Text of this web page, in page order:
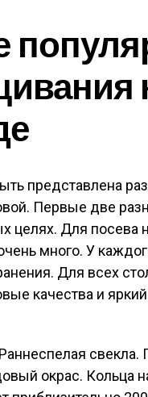
представлена
Первые две
Для посева
много. У
Для всех
качества и
окрас. Кольца